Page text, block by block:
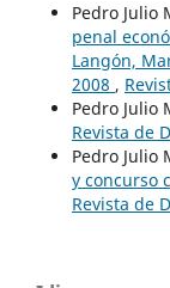
Pedro Julio
penal
Langón,
2008 ,
Pedro Julio
Revista de
Pedro Julio
y concurso
Revista de